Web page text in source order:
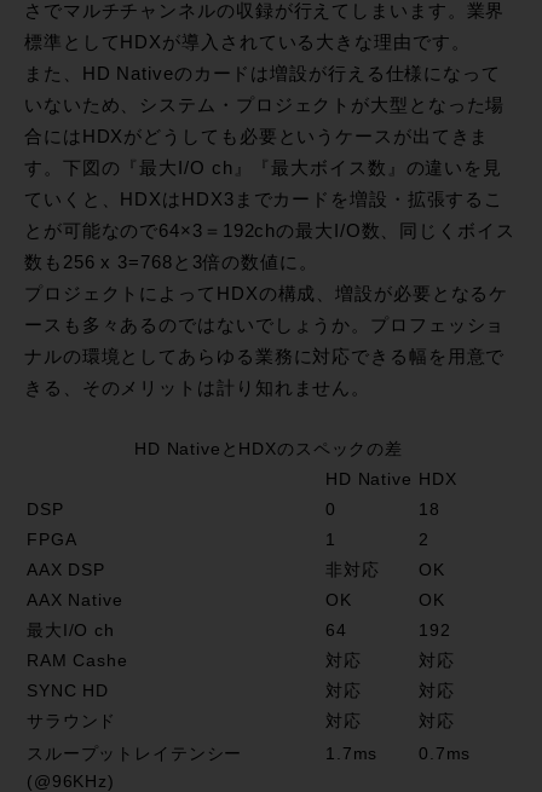
さでマルチチャンネルの収録が行えてしまいます。業界
標準としてHDXが導入されている大きな理由です。
また、HD Nativeのカードは増設が行える仕様になって
いないため、システム・プロジェクトが大型となった場
合にはHDXがどうしても必要というケースが出てきま
す。下図の『最大I/O ch』『最大ボイス数』の違いを見
ていくと、HDXはHDX3までカードを増設・拡張するこ
とが可能なので64×3＝192chの最大I/O数、同じくボイス
数も256 x 3=768と3倍の数値に。
プロジェクトによってHDXの構成、増設が必要となるケ
ースも多々あるのではないでしょうか。プロフェッショ
ナルの環境としてあらゆる業務に対応できる幅を用意で
きる、そのメリットは計り知れません。
HD NativeとHDXのスペックの差
HD Native HDX
DSP
0
18
FPGA
1
2
AAX DSP
非対応
OK
AAX Native
OK
OK
最大I/O ch
64
192
RAM Cashe
対応
対応
SYNC HD
対応
対応
サラウンド
対応
対応
スループットレイテンシー
(@96KHz)
1.7ms 0.7ms